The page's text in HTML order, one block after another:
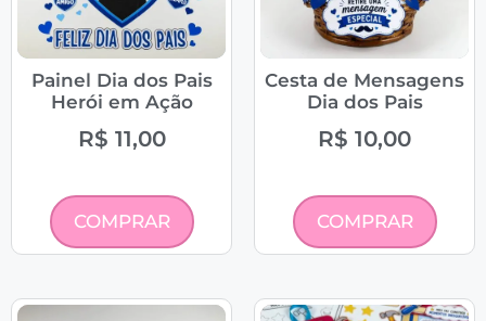
Painel Dia dos Pais
Herói em Ação
R$ 11,00
COMPRAR
Cesta de Mensagens
Dia dos Pais
R$ 10,00
COMPRAR